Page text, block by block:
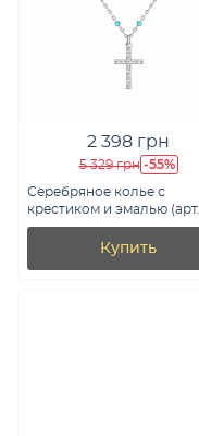
2 398 грн
5 329 грн -55%
Серебряное колье с
крестиком и эмалью (арт.
7507/2367ебрз)
Купить